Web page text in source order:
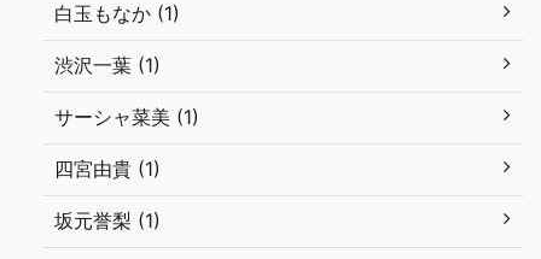
白玉もなか (1)
渋沢一葉 (1)
サーシャ菜美 (1)
四宮由貴 (1)
坂元誉梨 (1)